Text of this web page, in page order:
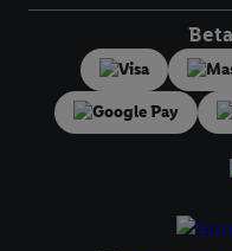
trekken, vindt u in onze
impressum hier.